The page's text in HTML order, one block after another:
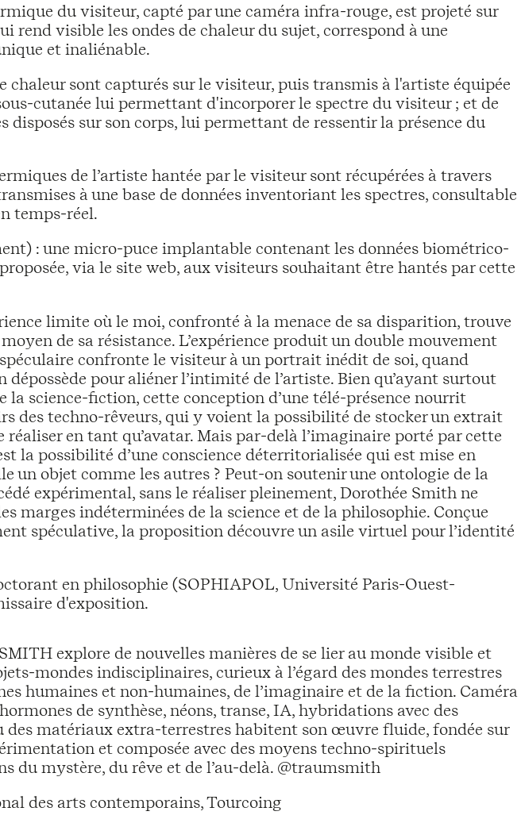
du visiteur, capté par une caméra infra-rouge, est projeté sur
rend visible les ondes de chaleur du sujet, correspond à une
et inaliénable.
chaleur sont capturés sur le visiteur, puis transmis à l'artiste équipée
cutanée lui permettant d'incorporer le spectre du visiteur ; et de
sur son corps, lui permettant de ressentir la présence du
de l’artiste hantée par le visiteur sont récupérées à travers
à une base de données inventoriant les spectres, consultable
temps-réel.
: une micro-puce implantable contenant les données biométrico-
via le site web, aux visiteurs souhaitant être hantés par cette
limite où le moi, confronté à la menace de sa disparition, trouve
de sa résistance. L’expérience produit un double mouvement
confronte le visiteur à un portrait inédit de soi, quand
dépossède pour aliéner l’intimité de l’artiste. Bien qu’ayant surtout
la science-fiction, cette conception d’une télé-présence nourrit
des techno-rêveurs, qui y voient la possibilité de stocker un extrait
réaliser en tant qu’avatar. Mais par-delà l’imaginaire porté par cette
la possibilité d’une conscience déterritorialisée qui est mise en
un objet comme les autres ? Peut-on soutenir une ontologie de la
expérimental, sans le réaliser pleinement, Dorothée Smith ne
marges indéterminées de la science et de la philosophie. Conçue
spéculative, la proposition découvre un asile virtuel pour l’identité
en philosophie (SOPHIAPOL, Université Paris-Ouest-
d'exposition.
explore de nouvelles manières de se lier au monde visible et
mondes indisciplinaires, curieux à l’égard des mondes terrestres
humaines et non-humaines, de l’imaginaire et de la fiction. Caméra
de synthèse, néons, transe, IA, hybridations avec des
des matériaux extra-terrestres habitent son œuvre fluide, fondée sur
et composée avec des moyens techno-spirituels
du mystère, du rêve et de l’au-delà. @traumsmith
des arts contemporains, Tourcoing